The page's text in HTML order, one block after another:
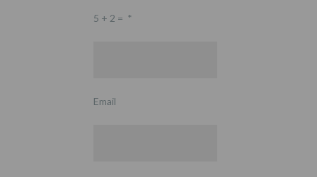
5 + 2 = *
Email